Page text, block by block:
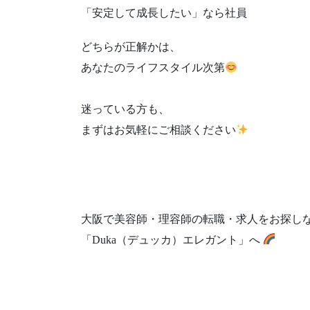
「安定して成長したい」なら社員
どちらが正解かは、
あなたのライフスタイル次第
迷っている方も、
まずはお気軽にご相談ください
大阪で美容師・理容師の転職・求人をお探し
「Duka（デュッカ）エレガント」へ